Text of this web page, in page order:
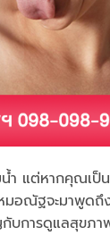
น้ำ แต่หากคุณเ
อณัฐจะมาพูดถึ
กับการดูแลสุขภ